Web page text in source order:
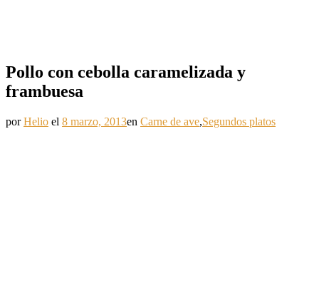
Pollo con cebolla caramelizada y
frambuesa
porHelio el 8 marzo, 2013en Carne de ave,Segundos platos